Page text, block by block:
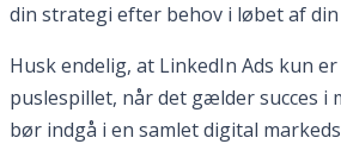
din strategi efter behov i løbet af
Husk endelig, at LinkedIn Ads kun
puslespillet, når det gælder succes i
bør indgå i en samlet digital